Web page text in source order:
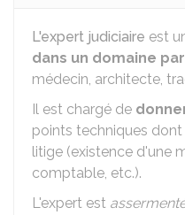
L'expert judiciaire est
dans un domaine
médecin, architecte,
Il est chargé de
points techniques
litige (existence d'une
comptable, etc.).
L'expert est